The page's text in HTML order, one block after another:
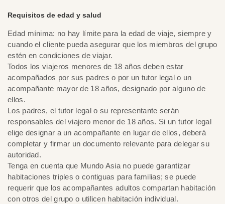
Requisitos de edad y salud
Edad mínima: no hay límite para la edad de viaje, siempre y
cuando el cliente pueda asegurar que los miembros del grupo
estén en condiciones de viajar.
Todos los viajeros menores de 18 años deben estar
acompañados por sus padres o por un tutor legal o un
acompañante mayor de 18 años, designado por alguno de
ellos.
Los padres, el tutor legal o su representante serán
responsables del viajero menor de 18 años. Si un tutor legal
elige designar a un acompañante en lugar de ellos, deberá
completar y firmar un documento relevante para delegar su
autoridad.
Tenga en cuenta que Mundo Asia no puede garantizar
habitaciones triples o contiguas para familias; se puede
requerir que los acompañantes adultos compartan habitación
con otros del grupo o utilicen habitación individual.